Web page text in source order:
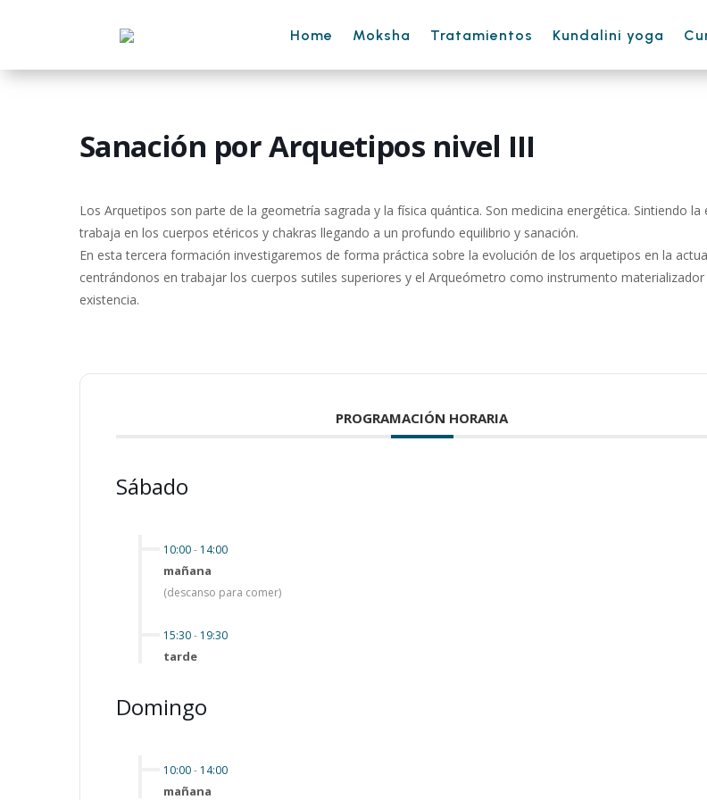
Home Moksha Tratamientos Kundalini yoga
Sanación por Arquetipos nivel III
Los Arquetipos son parte de la geometría sagrada y la física quántica. Son medicina energética. Sintiendo la
trabaja en los cuerpos etéricos y chakras llegando a un profundo equilibrio y sanación.
En esta tercera formación investigaremos de forma práctica sobre la evolución de los arquetipos en la
centrándonos en trabajar los cuerpos sutiles superiores y el Arqueómetro como instrumento materializador
existencia.
PROGRAMACIÓN HORARIA
Sábado
10:00- 14:00
mañana
(descanso para comer)
15:30- 19:30
tarde
Domingo
10:00- 14:00
mañana